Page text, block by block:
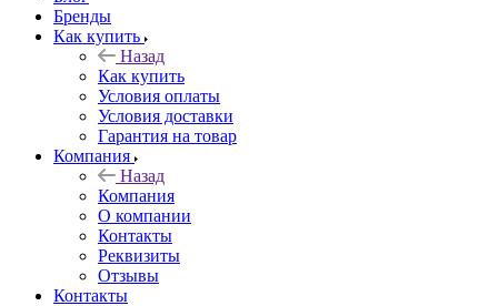
Бренды
Как купить
Назад
Как купить
Условия оплаты
Условия доставки
Гарантия на товар
Компания
Назад
Компания
О компании
Контакты
Реквизиты
Отзывы
Контакты